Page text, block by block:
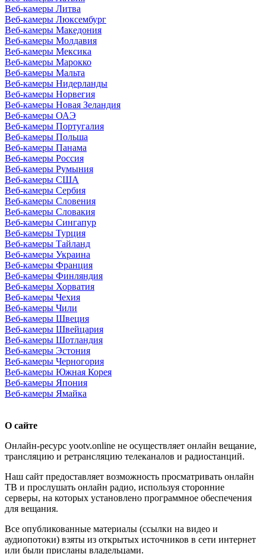
Веб-камеры Литва
Веб-камеры Люксембург
Веб-камеры Македония
Веб-камеры Молдавия
Веб-камеры Мексика
Веб-камеры Марокко
Веб-камеры Мальта
Веб-камеры Нидерланды
Веб-камеры Норвегия
Веб-камеры Новая Зеландия
Веб-камеры ОАЭ
Веб-камеры Португалия
Веб-камеры Польша
Веб-камеры Панама
Веб-камеры Россия
Веб-камеры Румыния
Веб-камеры США
Веб-камеры Сербия
Веб-камеры Словения
Веб-камеры Словакия
Веб-камеры Сингапур
Веб-камеры Турция
Веб-камеры Тайланд
Веб-камеры Украина
Веб-камеры Франция
Веб-камеры Финляндия
Веб-камеры Хорватия
Веб-камеры Чехия
Веб-камеры Чили
Веб-камеры Швеция
Веб-камеры Швейцария
Веб-камеры Шотландия
Веб-камеры Эстония
Веб-камеры Черногория
Веб-камеры Южная Корея
Веб-камеры Япония
Веб-камеры Ямайка
О сайте
Онлайн-ресурс yootv.online не осуществляет онлайн вещание,
трансляцию и ретрансляцию телеканалов и радиостанций.
Наш сайт предоставляет возможность просматривать онлайн
ТВ и прослушать онлайн радио, используя сторонние
серверы, на которых установлено программное обеспечения
для вещания.
Все опубликованные материалы (ссылки на видео и
аудиопотоки) взяты из открытых источников в сети интернет
или были присланы владельцами.